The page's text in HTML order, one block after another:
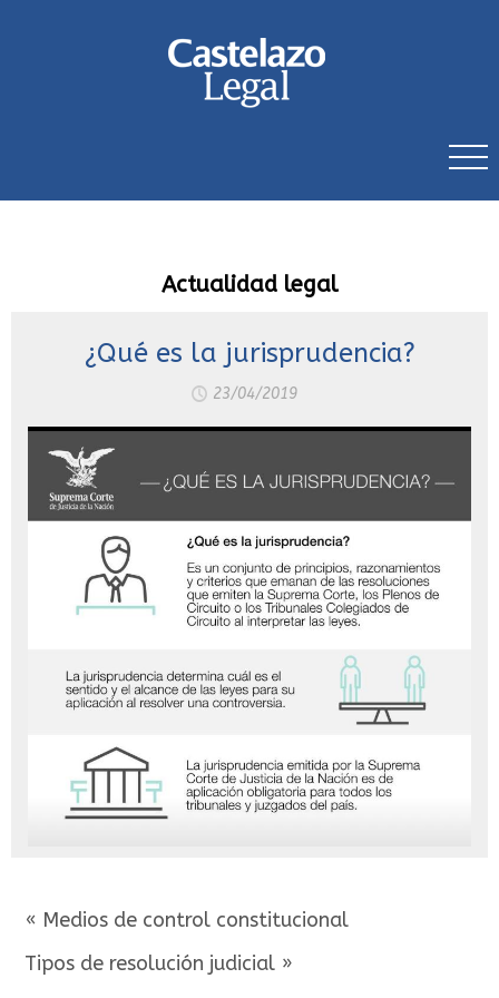
Actualidad legal
¿Qué es la jurisprudencia?
23/04/2019
« Medios de control constitucional
Tipos de resolución judicial »